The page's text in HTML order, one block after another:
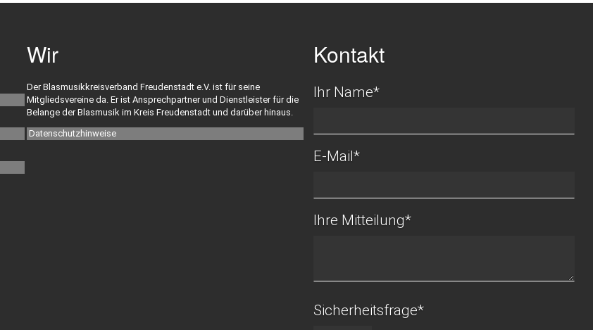
Wir
Der Blasmusikkreisverband Freudenstadt e.V. ist für seine
Mitgliedsvereine da. Er ist Ansprechpartner und Dienstleister für die
Belange der Blasmusik im Kreis Freudenstadt und darüber hinaus.
Datenschutzhinweise
Kontakt
Ihr Name*
E-Mail*
Ihre Mitteilung*
Sicherheitsfrage*